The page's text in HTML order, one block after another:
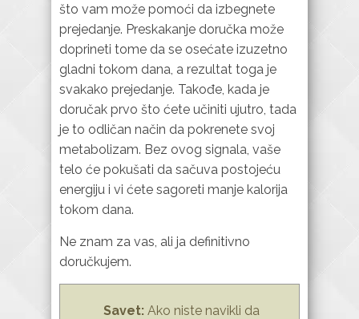
što vam može pomoći da izbegnete
prejedanje. Preskakanje doručka može
doprineti tome da se osećate izuzetno
gladni tokom dana, a rezultat toga je
svakako prejedanje. Takođe, kada je
doručak prvo što ćete učiniti ujutro, tada
je to odličan način da pokrenete svoj
metabolizam. Bez ovog signala, vaše
telo će pokušati da sačuva postojeću
energiju i vi ćete sagoreti manje kalorija
tokom dana.
Ne znam za vas, ali ja definitivno
doručkujem.
Savet: Ako niste navikli da